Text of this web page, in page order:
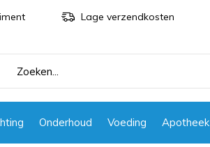
Onderhoud Voeding Apotheek
Lage verzendkosten